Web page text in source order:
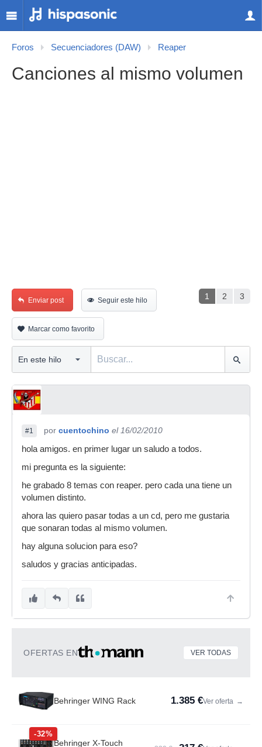
Foros Secuenciadores (DAW) Reaper
Canciones al mismo volumen
1 2 3
Enviar post Seguir este hilo
Marcar como favorito
#1 por cuentochino el 16/02/2010
hola amigos. en primer lugar un saludo a todos.
mi pregunta es la siguiente:
he grabado 8 temas con reaper. pero cada una tiene un
volumen distinto.
ahora las quiero pasar todas a un cd, pero me gustaria
que sonaran todas al mismo volumen.
hay alguna solucion para eso?
saludos y gracias anticipadas.
OFERTAS EN VER TODAS
Behringer WING Rack 1.385 €Ver oferta →
-32%
Behringer X-Touch